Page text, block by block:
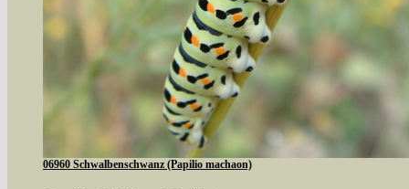
06960 Schwalbenschwanz (Papilio machaon)